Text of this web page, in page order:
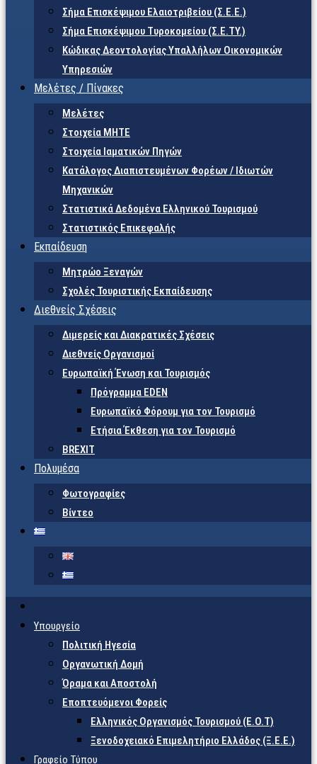
Σήμα Επισκέψιμου Ελαιοτριβείου (Σ.Ε.Ε.)
Σήμα Επισκέψιμου Τυροκομείου (Σ.Ε.TY.)
Κώδικας Δεοντολογίας Υπαλλήλων Οικονομικών
Υπηρεσιών
Μελέτες / Πίνακες
Μελέτες
Στοιχεία ΜΗΤΕ
Στοιχεία Ιαματικών Πηγών
Κατάλογος Διαπιστευμένων Φορέων / Ιδιωτών
Μηχανικών
Στατιστικά Δεδομένα Ελληνικού Τουρισμού
Στατιστικός Επικεφαλής
Εκπαίδευση
Μητρώο Ξεναγών
Σχολές Τουριστικής Εκπαίδευσης
Διεθνείς Σχέσεις
Διμερείς και Διακρατικές Σχέσεις
Διεθνείς Οργανισμοί
Ευρωπαϊκή Ένωση και Τουρισμός
Πρόγραμμα EDEN
Ευρωπαϊκό Φόρουμ για τον Τουρισμό
Ετήσια Έκθεση για τον Τουρισμό
BREXIT
Πολυμέσα
Φωτογραφίες
Βίντεο
Υπουργείο
Πολιτική Ηγεσία
Οργανωτική Δομή
Όραμα και Αποστολή
Εποπτευόμενοι Φορείς
Eλληνικός Οργανισμός Τουρισμού (Ε.Ο.Τ)
Ξενοδοχειακό Επιμελητήριο Ελλάδος (Ξ.Ε.Ε.)
Γραφείο Τύπου